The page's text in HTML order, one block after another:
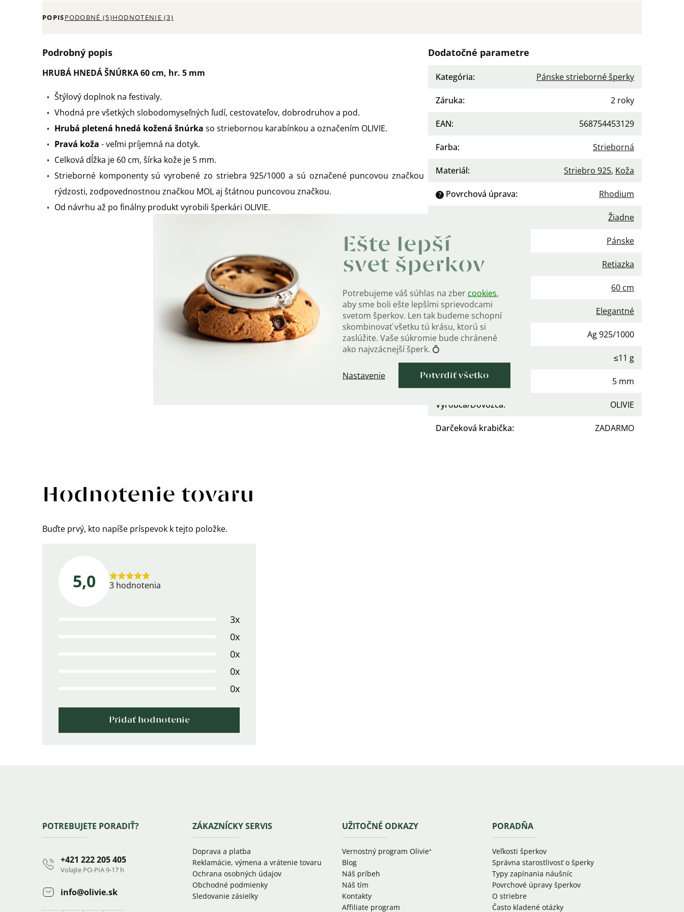
Ešte lepší
svet šperkov
Potrebujeme váš súhlas na zber cookies,
aby sme boli ešte lepšími sprievodcami
svetom šperkov. Len tak budeme schopní
skombinovať všetku tú krásu, ktorú si
zaslúžite. Vaše súkromie bude chránené
ako najvzácnejší šperk. 💍
Nastavenie Potvrdiť všetko
POPISPODOBNÉ (5)HODNOTENIE (3)
Podrobný popis
HRUBÁ HNEDÁ ŠNÚRKA 60 cm, hr. 5 mm
Štýlový doplnok na festivaly.
Vhodná pre všetkých slobodomyseľných ľudí, cestovateľov, dobrodruhov a pod.
Hrubá pletená hnedá kožená šnúrka so striebornou karabínkou a označením OLIVIE.
Pravá koža - veľmi príjemná na dotyk.
Celková dĺžka je 60 cm, šírka kože je 5 mm.
Strieborné komponenty sú vyrobené zo striebra 925/1000 a sú označené puncovou značkou
rýdzosti, zodpovednostnou značkou MOL aj štátnou puncovou značkou.
Od návrhu až po finálny produkt vyrobili šperkári OLIVIE.
Dodatočné parametre
Kategória: Pánske strieborné šperky
Záruka: 2 roky
EAN: 568754453129
Farba: Strieborná
Materiál: Striebro 925, Koža
? Povrchová úprava: Rhodium
Osadenie Žiadne
Určenie Pánske
Kategória: Retiazka
Dĺžka retiazky 60 cm
Styl: Elegantné
Rýdzosť: Ag 925/1000
≤11 g
Šírka: 5 mm
Výrobca/Dovozca: OLIVIE
Darčeková krabička: ZADARMO
Hodnotenie tovaru
Buďte prvý, kto napíše príspevok k tejto položke.
5,0
Priemerné
3 hodnotenia
3x
0x
0x
0x
0x
Pridať hodnotenie
hodnotení
ZápätiePOTREBUJETE PORADIŤ?
+421 222 205 405
Volajte PO-PIA 9-17 h
info@olivie.sk
ZÁKAZNÍCKY SERVIS
Doprava a platba
Reklamácie, výmena a vrátenie tovaru
Ochrana osobných údajov
Obchodné podmienky
Sledovanie zásielky
UŽITOČNÉ ODKAZY
Vernostný program Olivie⁺
Blog
Náš príbeh
Náš tím
Kontakty
Affiliate program
PORADŇA
Veľkosti šperkov
Správna starostlivosť o šperky
Typy zapínania náušníc
Povrchové úpravy šperkov
O striebre
Často kladené otázky